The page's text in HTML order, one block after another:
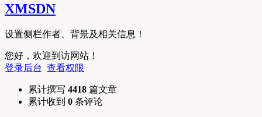
XMSDN
设置侧栏作者、背景及相关信息！
您好，欢迎到访网站！
登录后台 查看权限
累计撰写 4418 篇文章
累计收到 0 条评论